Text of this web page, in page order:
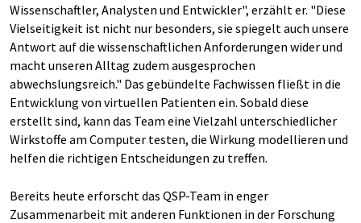
Wissenschaftler, Analysten und Entwickler", erzählt er. "Diese
Vielseitigkeit ist nicht nur besonders, sie spiegelt auch unsere
Antwort auf die wissenschaftlichen Anforderungen wider und
macht unseren Alltag zudem ausgesprochen
abwechslungsreich." Das gebündelte Fachwissen fließt in die
Entwicklung von virtuellen Patienten ein. Sobald diese
erstellt sind, kann das Team eine Vielzahl unterschiedlicher
Wirkstoffe am Computer testen, die Wirkung modellieren und
helfen die richtigen Entscheidungen zu treffen.
Bereits heute erforscht das QSP-Team in enger
Zusammenarbeit mit anderen Funktionen in der Forschung